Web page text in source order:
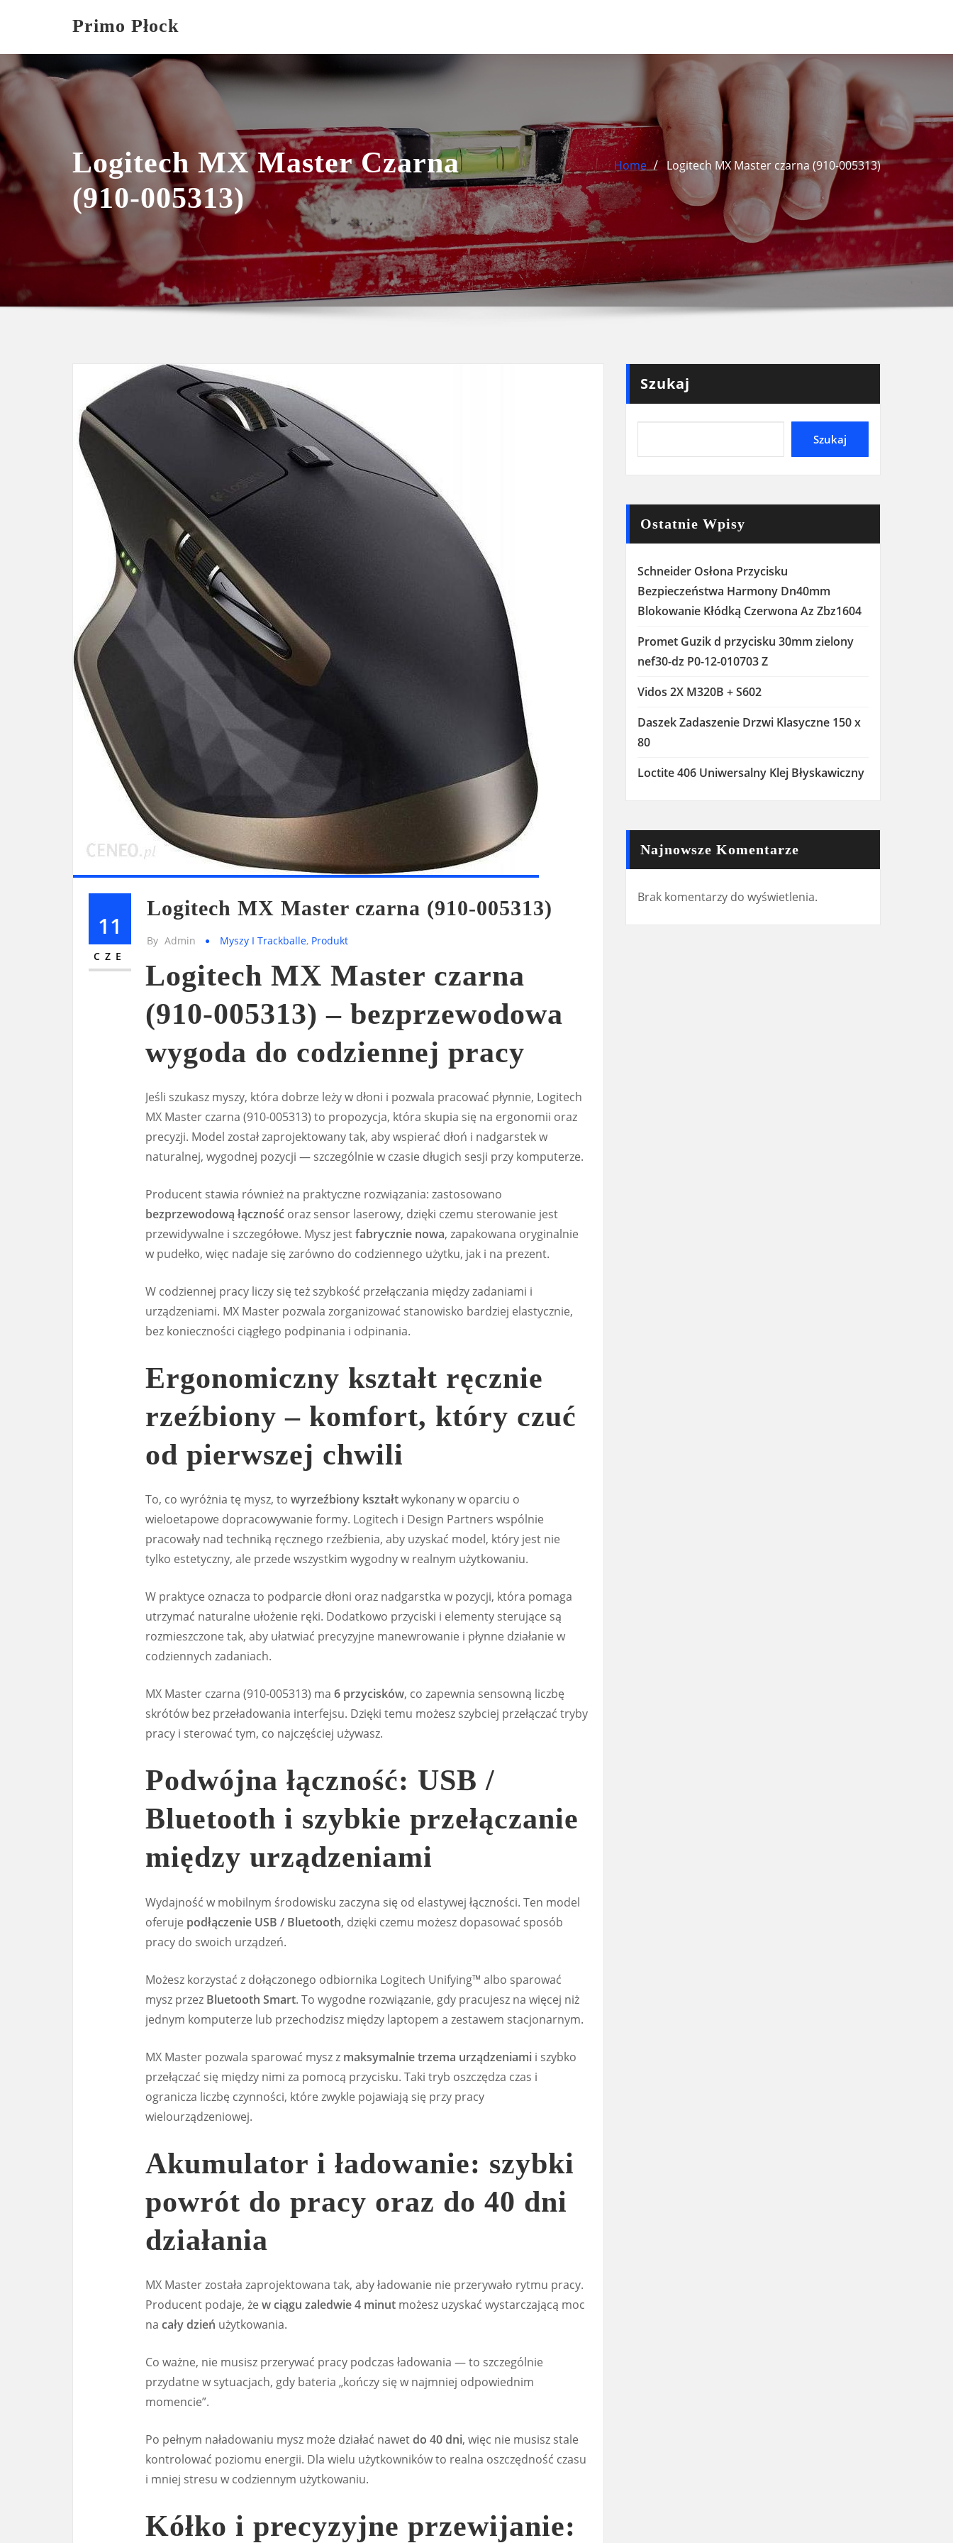
Primo Płock
Logitech MX Master Czarna
(910-005313)
Home Logitech MX Master czarna (910-005313)
11
CZE
Logitech MX Master czarna (910-005313)
By Admin Myszy I Trackballe, Produkt
Logitech MX Master czarna
(910-005313) – bezprzewodowa
wygoda do codziennej pracy
Jeśli szukasz myszy, która dobrze leży w dłoni i pozwala pracować płynnie, Logitech
MX Master czarna (910-005313) to propozycja, która skupia się na ergonomii oraz
precyzji. Model został zaprojektowany tak, aby wspierać dłoń i nadgarstek w
naturalnej, wygodnej pozycji — szczególnie w czasie długich sesji przy komputerze.
Producent stawia również na praktyczne rozwiązania: zastosowano
bezprzewodową łączność oraz sensor laserowy, dzięki czemu sterowanie jest
przewidywalne i szczegółowe. Mysz jestfabrycznie nowa, zapakowana oryginalnie
w pudełko, więc nadaje się zarówno do codziennego użytku, jak i na prezent.
W codziennej pracy liczy się też szybkość przełączania między zadaniami i
urządzeniami. MX Master pozwala zorganizować stanowisko bardziej elastycznie,
bez konieczności ciągłego podpinania i odpinania.
Ergonomiczny kształt ręcznie
rzeźbiony – komfort, który czuć
od pierwszej chwili
To, co wyróżnia tę mysz, to wyrzeźbiony kształtwykonany w oparciu o
wieloetapowe dopracowywanie formy. Logitech i Design Partners wspólnie
pracowały nad techniką ręcznego rzeźbienia, aby uzyskać model, który jest nie
tylko estetyczny, ale przede wszystkim wygodny w realnym użytkowaniu.
W praktyce oznacza to podparcie dłoni oraz nadgarstka w pozycji, która pomaga
utrzymać naturalne ułożenie ręki. Dodatkowo przyciski i elementy sterujące są
rozmieszczone tak, aby ułatwiać precyzyjne manewrowanie i płynne działanie w
codziennych zadaniach.
MX Master czarna (910-005313) ma 6 przycisków, co zapewnia sensowną liczbę
skrótów bez przeładowania interfejsu. Dzięki temu możesz szybciej przełączać tryby
pracy i sterować tym, co najczęściej używasz.
Podwójna łączność: USB /
Bluetooth i szybkie przełączanie
między urządzeniami
Wydajność w mobilnym środowisku zaczyna się od elastywej łączności. Ten model
oferuje podłączenie USB / Bluetooth, dzięki czemu możesz dopasować sposób
pracy do swoich urządzeń.
Możesz korzystać z dołączonego odbiornika Logitech Unifying™ albo sparować
mysz przez Bluetooth Smart. To wygodne rozwiązanie, gdy pracujesz na więcej niż
jednym komputerze lub przechodzisz między laptopem a zestawem stacjonarnym.
MX Master pozwala sparować mysz z maksymalnie trzema urządzeniami i szybko
przełączać się między nimi za pomocą przycisku. Taki tryb oszczędza czas i
ogranicza liczbę czynności, które zwykle pojawiają się przy pracy
wielourządzeniowej.
Akumulator i ładowanie: szybki
powrót do pracy oraz do 40 dni
działania
MX Master została zaprojektowana tak, aby ładowanie nie przerywało rytmu pracy.
Producent podaje, że w ciągu zaledwie 4 minut możesz uzyskać wystarczającą moc
na cały dzień użytkowania.
Co ważne, nie musisz przerywać pracy podczas ładowania — to szczególnie
przydatne w sytuacjach, gdy bateria „kończy się w najmniej odpowiednim
momencie”.
Po pełnym naładowaniu mysz może działać nawetdo 40 dni, więc nie musisz stale
kontrolować poziomu energii. Dla wielu użytkowników to realna oszczędność czasu
i mniej stresu w codziennym użytkowaniu.
Kółko i precyzyjne przewijanie:
Szukaj
Szukaj
Ostatnie Wpisy
Schneider Osłona Przycisku
Bezpieczeństwa Harmony Dn40mm
Blokowanie Kłódką Czerwona Az Zbz1604
Promet Guzik d przycisku 30mm zielony
nef30-dz P0-12-010703 Z
Vidos 2X M320B + S602
Daszek Zadaszenie Drzwi Klasyczne 150 x
80
Loctite 406 Uniwersalny Klej Błyskawiczny
Najnowsze Komentarze
Brak komentarzy do wyświetlenia.